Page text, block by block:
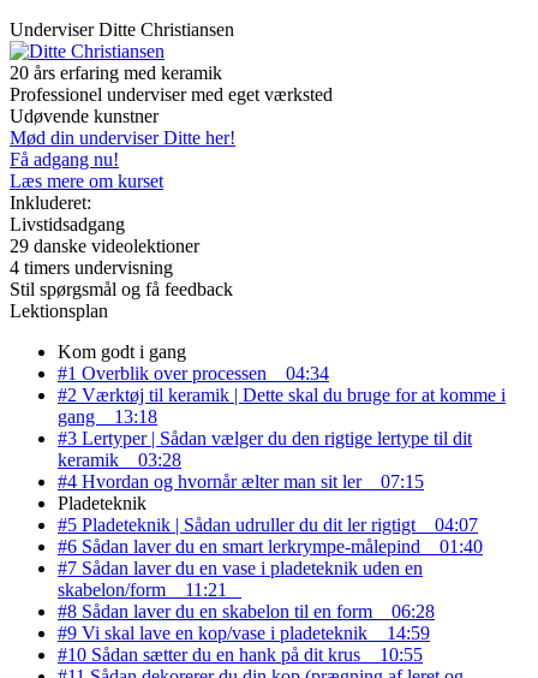
Underviser Ditte Christiansen
20 års erfaring med keramik
Professionel underviser med eget værksted
Udøvende kunstner
Mød din underviser Ditte her!
Få adgang nu!
Læs mere om kurset
Inkluderet:
Livstidsadgang
29 danske videolektioner
4 timers undervisning
Stil spørgsmål og få feedback
Lektionsplan
Kom godt i gang
#1 Overblik over processen
04:34
#2 Værktøj til keramik | Dette skal du bruge for at komme i
gang
13:18
#3 Lertyper | Sådan vælger du den rigtige lertype til dit
keramik
03:28
#4 Hvordan og hvornår ælter man sit ler
07:15
Pladeteknik
#5 Pladeteknik | Sådan udruller du dit ler rigtigt
04:07
#6 Sådan laver du en smart lerkrympe-målepind
01:40
#7 Sådan laver du en vase i pladeteknik uden en
skabelon/form
11:21
#8 Sådan laver du en skabelon til en form
06:28
#9 Vi skal lave en kop/vase i pladeteknik
14:59
#10 Sådan sætter du en hank på dit krus
10:55